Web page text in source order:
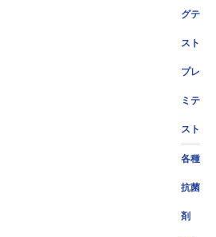
グテ
スト
プレ
ミテ
スト
各種
抗菌
剤